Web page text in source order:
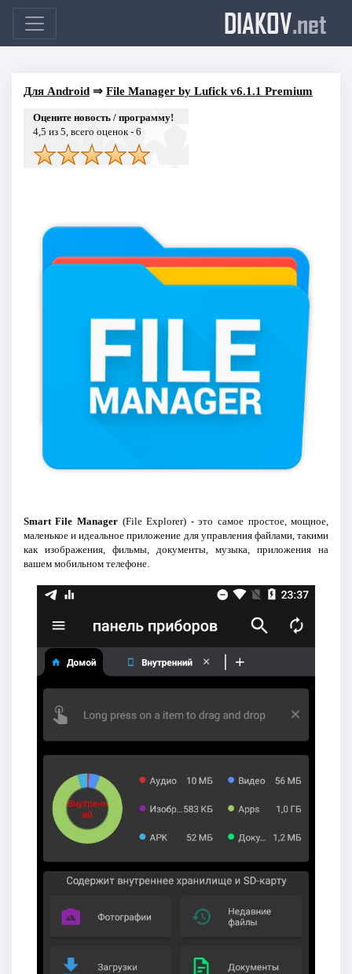
DIAKOV.net
Для Android⇒ File Manager by Lufick v6.1.1 Premium
Оцените новость / программу!
4,5 из 5, всего оценок - 6
Smart File Manager (File Explorer) - это самое простое, мощное,
маленькое и идеальное приложение для управления файлами, такими
как изображения, фильмы, документы, музыка, приложения на
вашем мобильном телефоне.